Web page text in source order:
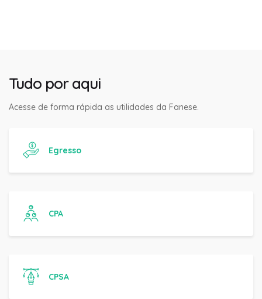
Tudo por aqui
Acesse de forma rápida as utilidades da Fanese.
Egresso
CPA
CPSA